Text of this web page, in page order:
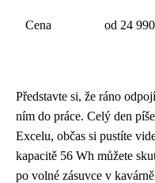
Cena od 24
Představte si, že ráno
ním do práce. Celý den
Excelu, občas si pustíte
kapacitě 56 Wh můžete
po volné zásuvce v